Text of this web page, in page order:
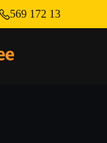
569 172 13